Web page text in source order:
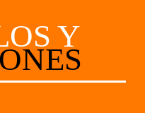
Y